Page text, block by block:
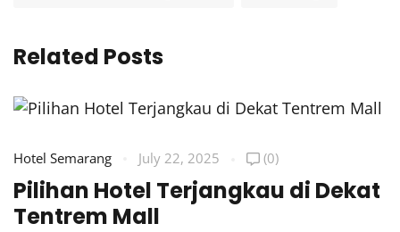
Related Posts
Hotel Semarang July 22, 2025 (0)
Pilihan Hotel Terjangkau di Dekat
Tentrem Mall